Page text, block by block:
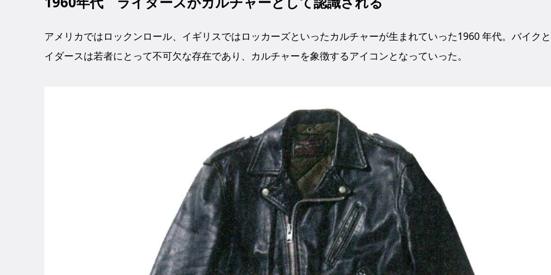
アメリカではロックンロール、イギリスではロッカーズといったカルチャーが生まれていった1960 年代。バイク
イダースは若者にとって不可欠な存在であり、カルチャーを象徴するアイコンとなっていった。